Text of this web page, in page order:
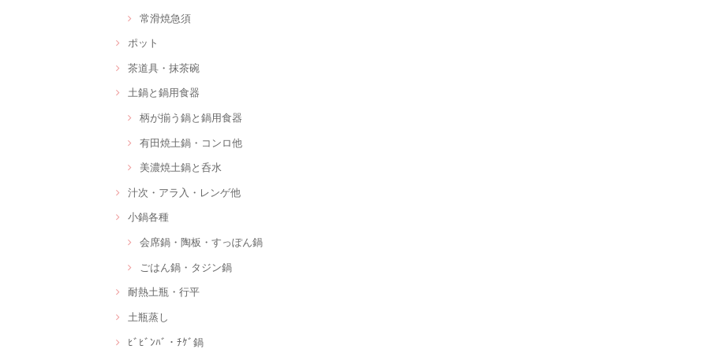
常滑焼急須
ポット
茶道具・抹茶碗
土鍋と鍋用食器
柄が揃う鍋と鍋用食器
有田焼土鍋・コンロ他
美濃焼土鍋と呑水
汁次・アラ入・レンゲ他
小鍋各種
会席鍋・陶板・すっぽん鍋
ごはん鍋・タジン鍋
耐熱土瓶・行平
土瓶蒸し
ﾋﾞﾋﾞﾝﾊﾞ・ﾁｹﾞ鍋